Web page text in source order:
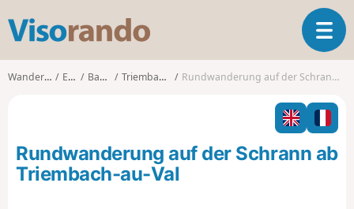
s
o
o
T
o
l
n
a
Wanderungen Elsass Bas-Rhin Triembach-au-Val Rundwanderung auf der Schrann ab Triembach-au-Val
Rundwanderung auf der Schrann ab
Triembach-au-Val